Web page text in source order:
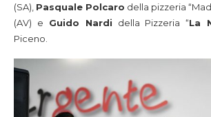
(SA), Pasquale Polcaro della pizzeria
(AV) e Guido Nardi della Pizzeria “La
Piceno.